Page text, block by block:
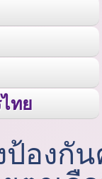
ทย
ป้องกั